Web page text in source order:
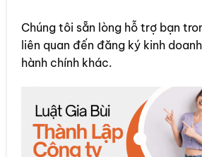
Chúng tôi sẵn lòng hỗ trợ bạn
liên quan đến đăng ký kinh
hành chính khác.